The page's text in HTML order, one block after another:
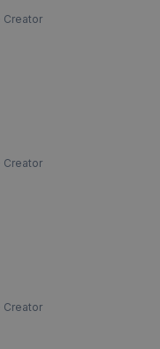
Creator
Creator
Creator